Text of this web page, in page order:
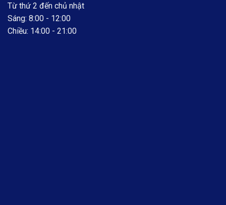
Từ thứ 2 đến chủ nhật
Sáng: 8:00 - 12:00
Chiều: 14:00 - 21:00